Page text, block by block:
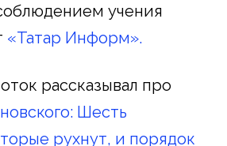
учения
«Татар Информ».
рассказывал про
Шесть
рухнут, и порядок